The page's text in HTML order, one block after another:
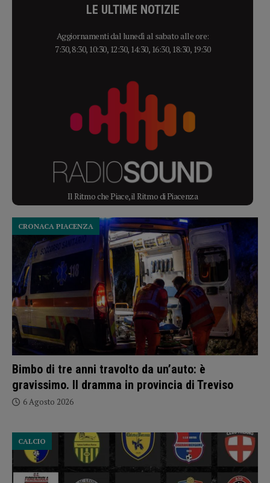
LE ULTIME NOTIZIE
Aggiornamenti dal lunedì al sabato alle ore:
7:30, 8:30, 10:30, 12:30, 14:30, 16:30, 18:30, 19:30
Il Ritmo che Piace, il Ritmo di Piacenza
Bimbo di tre anni travolto da un’auto: è
gravissimo. Il dramma in provincia di Treviso
CRONACA PIACENZA
6 Agosto 2026
CALCIO